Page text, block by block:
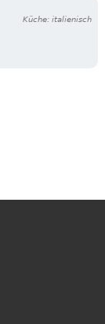
Küche: italienisch